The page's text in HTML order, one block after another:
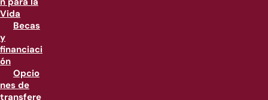
Vida
Becas
y
financiaci
ón
Opcio
nes de
transfere